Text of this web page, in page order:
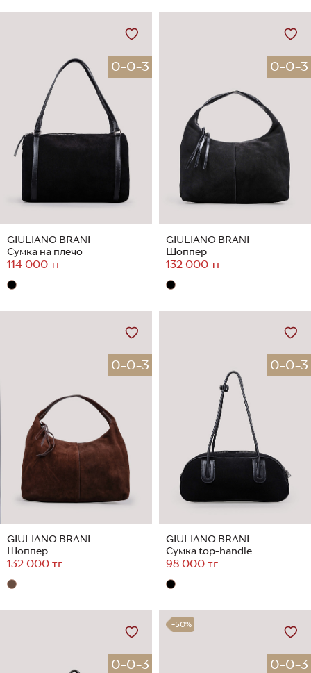
0-0-3
GIULIANO BRANI
Сумка на плечо
114 000 тг
0-0-3
GIULIANO BRANI
Шоппер
132 000 тг
0-0-3
GIULIANO BRANI
Шоппер
132 000 тг
0-0-3
GIULIANO BRANI
Сумка top-handle
98 000 тг
0-0-3
-50%
0-0-3